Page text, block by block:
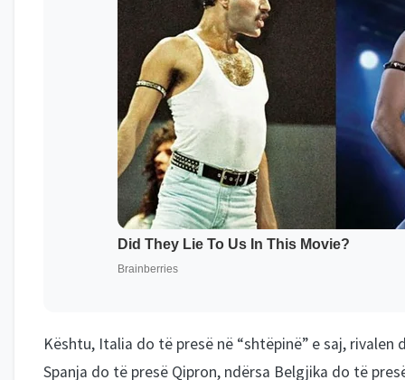
Kështu, Italia do të presë në “shtëpinë” e saj,
Spanja do të presë Qipron, ndërsa Belgjika do të